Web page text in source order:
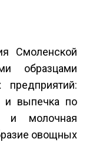
Смоленской
образцами
и выпечка по
и молочная
овощных